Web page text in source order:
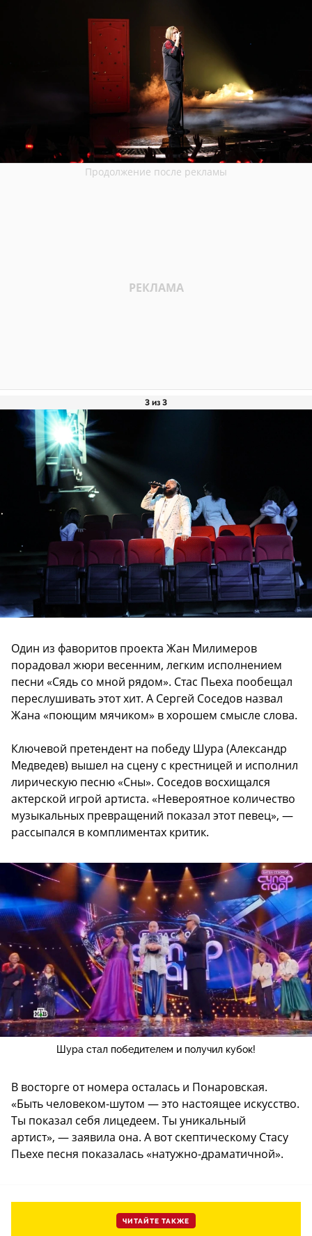
3 из 3
Один из фаворитов проекта Жан Милимеров
порадовал жюри весенним, легким исполнением
песни «Сядь со мной рядом». Стас Пьеха пообещал
переслушивать этот хит. А Сергей Соседов назвал
Жана «поющим мячиком» в хорошем смысле слова.
Ключевой претендент на победу Шура (Александр
Медведев) вышел на сцену с крестницей и исполнил
лирическую песню «Сны». Соседов восхищался
актерской игрой артиста. «Невероятное количество
музыкальных превращений показал этот певец», —
рассыпался в комплиментах критик.
Шура стал победителем и получил кубок!
В восторге от номера осталась и Понаровская.
«Быть человеком-шутом — это настоящее искусство.
Ты показал себя лицедеем. Ты уникальный
артист», — заявила она. А вот скептическому Стасу
Пьехе песня показалась «натужно-драматичной».
ЧИТАЙТЕ ТАКЖЕ